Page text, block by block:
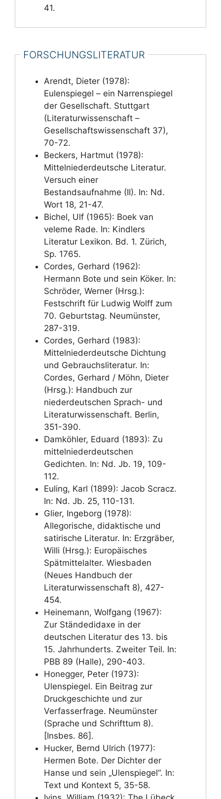
41.
FORSCHUNGSLITERATUR
Arendt, Dieter (1978):
Eulenspiegel – ein Narrenspiegel
der Gesellschaft. Stuttgart
(Literaturwissenschaft –
Gesellschaftswissenschaft 37),
70-72.
Beckers, Hartmut (1978):
Mittelniederdeutsche Literatur.
Versuch einer
Bestandsaufnahme (II). In: Nd.
Wort 18, 21-47.
Bichel, Ulf (1965): Boek van
veleme Rade. In: Kindlers
Literatur Lexikon. Bd. 1. Zürich,
Sp. 1765.
Cordes, Gerhard (1962):
Hermann Bote und sein Köker. In:
Schröder, Werner (Hrsg.):
Festschrift für Ludwig Wolff zum
70. Geburtstag. Neumünster,
287-319.
Cordes, Gerhard (1983):
Mittelniederdeutsche Dichtung
und Gebrauchsliteratur. In:
Cordes, Gerhard / Möhn, Dieter
(Hrsg.): Handbuch zur
niederdeutschen Sprach- und
Literaturwissenschaft. Berlin,
351-390.
Damköhler, Eduard (1893): Zu
mittelniederdeutschen
Gedichten. In: Nd. Jb. 19, 109-
112.
Euling, Karl (1899): Jacob Scracz.
In: Nd. Jb. 25, 110-131.
Glier, Ingeborg (1978):
Allegorische, didaktische und
satirische Literatur. In: Erzgräber,
Willi (Hrsg.): Europäisches
Spätmittelalter. Wiesbaden
(Neues Handbuch der
Literaturwissenschaft 8), 427-
454.
Heinemann, Wolfgang (1967):
Zur Ständedidaxe in der
deutschen Literatur des 13. bis
15. Jahrhunderts. Zweiter Teil. In:
PBB 89 (Halle), 290-403.
Honegger, Peter (1973):
Ulenspiegel. Ein Beitrag zur
Druckgeschichte und zur
Verfasserfrage. Neumünster
(Sprache und Schrifttum 8).
[Insbes. 86].
Hucker, Bernd Ulrich (1977):
Hermen Bote. Der Dichter der
Hanse und sein „Ulenspiegel“. In:
Text und Kontext 5, 35-58.